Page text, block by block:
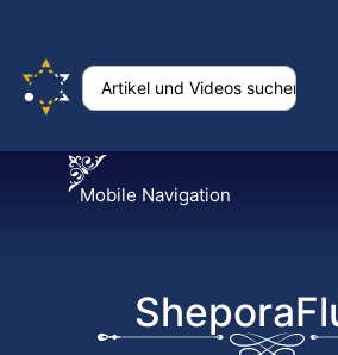
Mobile Navigation